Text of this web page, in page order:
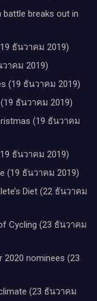
battle breaks out in
ธันวาคม 2019)
วาคม 2019)
(19 ธันวาคม 2019)
ธันวาคม 2019)
(19 ธันวาคม
ธันวาคม 2019)
(19 ธันวาคม 2019)
Diet (22 ธันวาคม
Cycling (23 ธันวาคม
2020 nominees (23
(23 ธันวาคม